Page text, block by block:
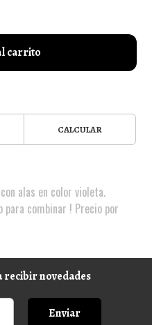
carrito
CALCULAR
alas en color violeta.
combinar ! Precio por
recibir novedades
Enviar